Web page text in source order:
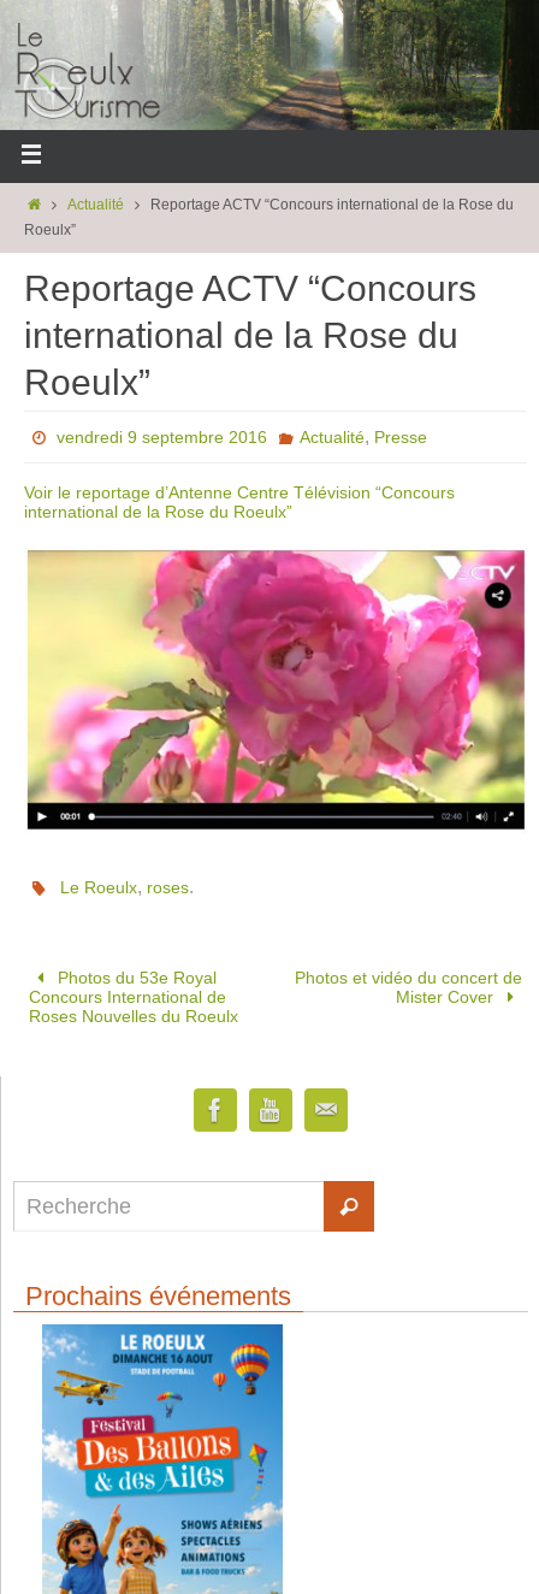
Actualité
Reportage ACTV “Concours international de la Rose du
Roeulx”
Reportage ACTV “Concours
international de la Rose du
Roeulx”
vendredi 9 septembre 2016 Actualité, Presse
Voir le reportage d’Antenne Centre Télévision “Concours
international de la Rose du Roeulx”
Le Roeulx, roses.
Photos du 53e Royal
Concours International de
Roses Nouvelles du Roeulx
Photos et vidéo du concert de
Mister Cover
Prochains événements